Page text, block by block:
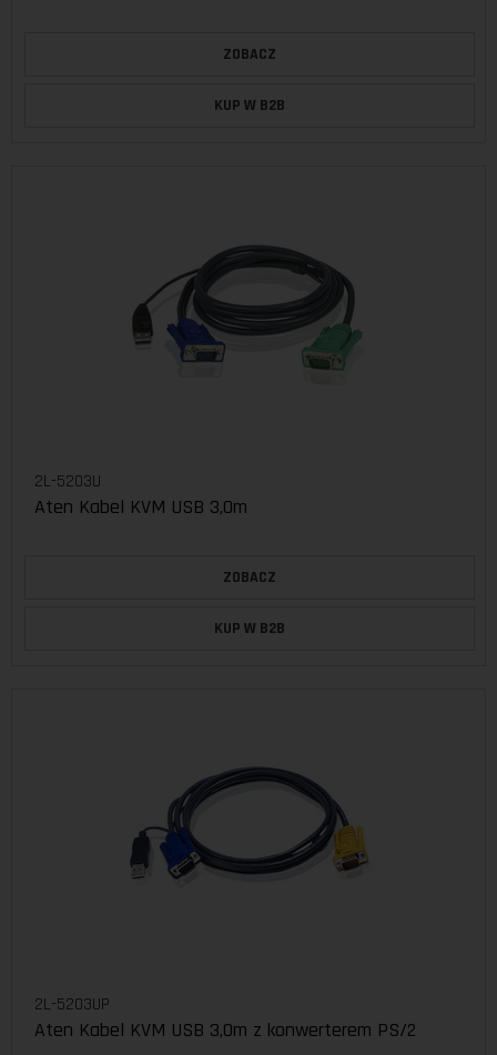
ZOBACZ
KUP W B2B
2L-5203U
Aten Kabel KVM USB 3,0m
ZOBACZ
KUP W B2B
2L-5203UP
Aten Kabel KVM USB 3,0m z konwerterem PS/2